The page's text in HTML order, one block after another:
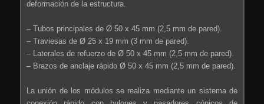
deformación de la estructura.
– Tubos principales de Ø 50 x 45 mm (2,5 mm de pared).
– Traviesas de Ø 25 x 19 mm (3 mm de pared).
– Laterales de refuerzo de Ø 50 x 45 mm (2,5 mm de pared).
– Brazos de anclaje rápido Ø 50 x 45 mm (2,5 mm de pared).
La unión de los módulos se realiza mediante un sistema de